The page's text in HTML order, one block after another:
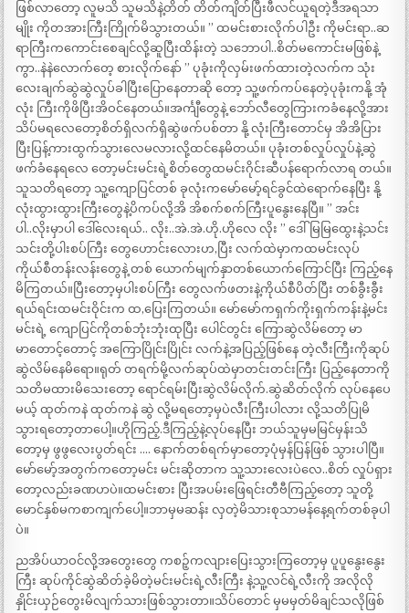
ဖြစ်လာတော့ လူမသိ သူမသိနဲ့တိတ် တိတ်ကျိတ်ပြီးဖီလင်ယူရတဲ့ဒီအရသာ
မျိုး ကိုတအားကြီးကြိုက်မိသွားတယ်။ ” ထမင်းစားလိုက်ပါဦး ကိုမင်းရာ..ဆ
ရာကြီးကကောင်းစေချင်လို့ဆူပြီးထိန်းတဲ့ သဘောပါ..စိတ်မကောင်းမဖြစ်နဲ့
ကွာ..နဲနဲလောက်တေ့ စားလိုက်နော် ” ပုခုံးကိုလှမ်းဖက်ထားတဲ့လက်က သုံး
လေးချက်ဆွဲဆွဲလှုပ်ခါပြီးပြောနေတာဆို တော့ သူ့ဖက်ကပ်နေတဲ့ပုခုံးကနို့ အုံ
လုံး ကြီးကိုဖိပြီးအိဝင်နေတယ်။အင်္ကျီတွေနဲ့ ဘော်လီတွေကြားကခံနေလို့အား
သိပ်မရလေတော့စိတ်ရှိလက်ရှိဆွဲဖက်ပစ်တာ နို့ လုံးကြီးတောင်မှ အိအိပြား
ပြီးပြန့်ကားထွက်သွားလေမလားလို့ထင်နေမိတယ်။ ပုခုံးတစ်လှုပ်လှုပ်နဲ့ဆွဲ
ဖက်ခံနေရလေ တော့မင်းမင်းရဲ့စိတ်တွေထမင်းဂိုင်းဆီပန်ရောက်လာရ တယ်။
သူသတိရတော့ သူ့ကျောပြင်တစ် ခုလုံးကမော်မော့်ရင်ခွင်ထဲရောက်နေပြီး နို့
လုံးထွားထွားကြီးတွေနဲ့ပိကပ်လို့အိ အိစက်စက်ကြီးပူနွေးနေပြီ။ ” အင်း
ပါ..လိုးမှာပါ ဒေါ်လေးရယ်.. လိုး..အဲ.အဲ.ဟို.ဟိုလေ လိုး ” ဒေါ်မြမြထွေးနဲ့သင်း
သင်းတို့ပါးစပ်ကြီး တွေဟောင်းလေားဟ,ပြီး လက်ထဲမှာကထမင်းလုပ်
ကိုယ်စီတန်းလန်းတွေနဲ့ တစ် ယောက်မျက်နှာတစ်ယောက်ကြောင်ပြီး ကြည့်နေ
မိကြတယ်။ပြီးတော့မှပါးစပ်ကြီး တွေလက်ဖဝားနဲ့ကိုယ်စီပိတ်ပြီး တစ်ခွီးခွီး
ရယ်ရင်းထမင်းဝိုင်းက ထ,ပြေးကြတယ်။ မော်မော်ကရှက်ကိုးရှက်ကန်းနဲ့မင်း
မင်းရဲ့ ကျောပြင်ကိုတစ်ဘုံးဘုံးထုပြီး ပေါင်တွင်း ကြောဆွဲလိမ်တော့ မာ
မာတောင့်တောင့် အကြောပြိုင်းပြိုင်း လက်နဲ့အပြည့်ဖြစ်နေ တဲ့လီးကြီးကိုဆုပ်
ဆွဲလိမ်နေမိရော။ရုတ် တရက်မို့လက်ဆုပ်ထဲမှာတင်းတင်းကြီး ပြည့်နေတာကို
သတိမထားမိသေးတော့ ရောင်ရမ်းပြီးဆွဲလိမ်လိုက်.ဆွဲဆိတ်လိုက် လုပ်နေပေ
မယ့် ထုတ်ကနဲ ထုတ်ကနဲ ဆွဲ လို့မရတော့မှပဲလီးကြီးပါလား လို့သတိပြုမိ
သွားရတော့တာပေါ့။ဟိုကြည့်.ဒီကြည့်နဲ့လုပ်နေပြီး ဘယ်သူမှမမြင်မှန်းသိ
တော့မှ ဖွဖွလေးပွတ်ရင်း …. နောက်တစ်ရက်မှာတော့ပုံမှန်ပြန်ဖြစ် သွားပါပြီ။
မော်မော့်အတွက်ကတော့မင်း မင်းဆိုတာက သူ့သားလေးပဲလေ..စိတ် လှုပ်ရှား
တော့လည်းခဏပာပဲ။ထမင်းစား ပြီးအပမ်းဖြေရင်းတီဗီကြည့်တော့ သူတို့
မောင်နှစ်မကစာကျက်ပေါ့။ဘာမှမဆန်း လှတဲ့မိသားစုသာမန်နေ့ရက်တစ်ခုပါ
ပဲ။
ညအိပ်ယာဝင်လို့အတွေးတွေ ကစဉ့်ကလျားပြေးသွားကြတော့မှ ပူပူနွေးနွေး
ကြီး ဆုပ်ကိုင်ဆွဲဆိတ်ခဲ့မိတဲ့မင်းမင်းရဲ့လီးကြီး နဲ့သူ့လင်ရဲ့လီးကို အလိုလို
နှိုင်းယှဉ်တွေးမိလျက်သားဖြစ်သွားတာ။သိပ်တောင် မှမမှတ်မိချင်သလိုဖြစ်